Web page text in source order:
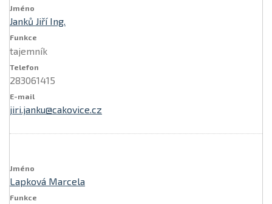
Janků Jiří Ing.
tajemník
283061415
jiri.janku@cakovice.cz
Lapková Marcela